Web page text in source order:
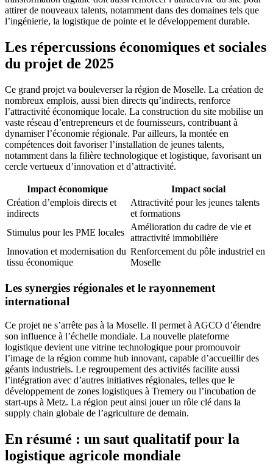
attirer de nouveaux talents, notamment dans des domaines tels que
l’ingénierie, la logistique de pointe et le développement durable.
Les répercussions économiques et sociales
du projet de 2025
Ce grand projet va bouleverser la région de Moselle. La création de
nombreux emplois, aussi bien directs qu’indirects, renforce
l’attractivité économique locale. La construction du site mobilise un
vaste réseau d’entrepreneurs et de fournisseurs, contribuant à
dynamiser l’économie régionale. Par ailleurs, la montée en
compétences doit favoriser l’installation de jeunes talents,
notamment dans la filière technologique et logistique, favorisant un
cercle vertueux d’innovation et d’attractivité.
Impact économique
Impact social
Création d’emplois directs et
indirects
Attractivité pour les jeunes talents
et formations
Stimulus pour les PME locales
Amélioration du cadre de vie et
attractivité immobilière
Innovation et modernisation du
tissu économique
Renforcement du pôle industriel en
Moselle
Les synergies régionales et le rayonnement
international
Ce projet ne s’arrête pas à la Moselle. Il permet à AGCO d’étendre
son influence à l’échelle mondiale. La nouvelle plateforme
logistique devient une vitrine technologique pour promouvoir
l’image de la région comme hub innovant, capable d’accueillir des
géants industriels. Le regroupement des activités facilite aussi
l’intégration avec d’autres initiatives régionales, telles que le
développement de zones logistiques à Tremery ou l’incubation de
start-ups à Metz. La région peut ainsi jouer un rôle clé dans la
supply chain globale de l’agriculture de demain.
En résumé : un saut qualitatif pour la
logistique agricole mondiale